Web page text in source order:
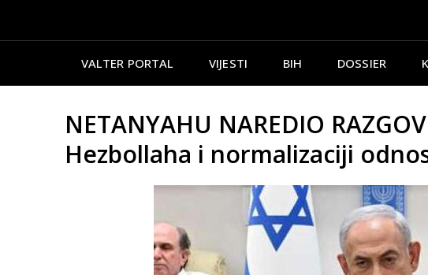
VALTER PORTAL VIJESTI BIH DOSSIER
NETANYAHU NAREDIO
Hezbollaha i normalizaciji